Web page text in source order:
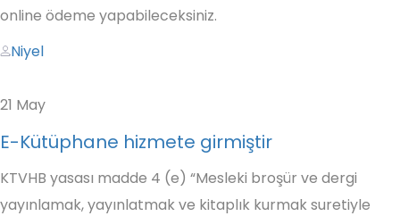
online ödeme yapabileceksiniz.
Author
Niyel
21 May
E-Kütüphane hizmete girmiştir
KTVHB yasası madde 4 (e) “Mesleki broşür ve dergi
yayınlamak, yayınlatmak ve kitaplık kurmak suretiyle